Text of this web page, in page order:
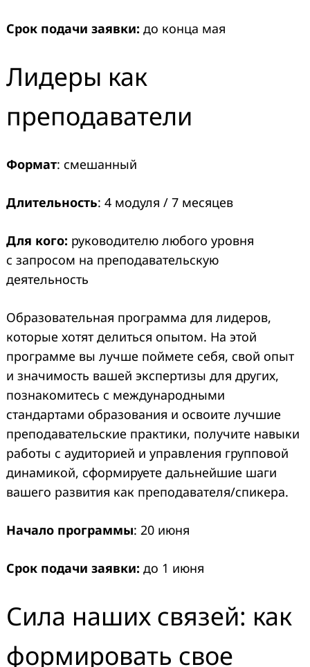
Срок подачи заявки: до конца мая
Лидеры как
преподаватели
Формат: смешанный
Длительность: 4 модуля / 7 месяцев
Для кого: руководителю любого уровня
с запросом на преподавательскую
деятельность
Образовательная программа для лидеров,
которые хотят делиться опытом. На этой
программе вы лучше поймете себя, свой опыт
и значимость вашей экспертизы для других,
познакомитесь с международными
стандартами образования и освоите лучшие
преподавательские практики, получите навыки
работы с аудиторией и управления групповой
динамикой, сформируете дальнейшие шаги
вашего развития как преподавателя/спикера.
Начало программы: 20 июня
Срок подачи заявки: до 1 июня
Сила наших связей: как
формировать свое